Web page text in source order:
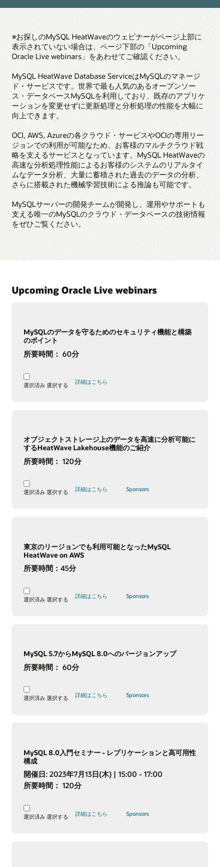
※お探しのMySQL HeatWaveのウェビナーがページ上部に
表示されていない場合は、ページ下部の「Upcoming
Oracle Live webinars」をあわせてご確認ください。
MySQL HeatWave Database ServiceはMySQLのマネージ
ド・サービスです。世界で最も人気のあるオープンソー
ス・データベースMySQLを利用しており、既存のアプリケ
ーションを変更せずに更新処理と分析処理の性能を大幅に
向上できます。
OCI, AWS, Azureの各クラウド・サービスやOCIの専用リー
ジョンでの利用が可能なため、お客様のマルチクラウド戦
略を支えるサービスとなっています。MySQL HeatWaveの
高速な分析処理性能によるお客様のシステムのリアルタイ
ムなデータ分析、大量に蓄積された過去のデータの分析、
さらに搭載された機械学習技術による推論も可能です。
MySQLサーバーの開発チームが開発し、運用やサポートも
支える唯一のMySQLのクラウド・データベースの技術情報
をぜひご覧ください。
Upcoming Oracle Live webinars
MySQLのデータを守るためのセキュリティ機能と構築
のポイント
所要時間： 60分
選択済み 選択する 詳細はこちら
オブジェクトストレージ上のデータを高速に分析可能に
するHeatWave Lakehouse機能のご紹介
所要時間： 120分
選択済み 選択する 詳細はこちら Sponsors
東京のリージョンでも利用可能となったMySQL
HeatWave on AWS
所要時間： 45分
選択済み 選択する 詳細はこちら Sponsors
MySQL 5.7からMySQL 8.0へのバージョンアップ
所要時間： 60分
選択済み 選択する 詳細はこちら Sponsors
MySQL 8.0入門セミナー - レプリケーションと高可用性
構成
開催日: 2023年7月13日(木)| 15:00 - 17:00
所要時間： 120分
選択済み 選択する 詳細はこちら Sponsors